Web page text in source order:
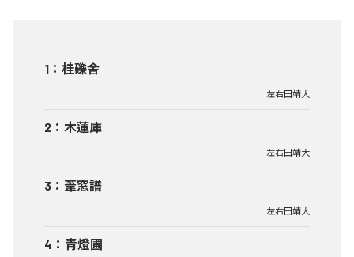
1 ： 桂礫舎
左右田靖大
2 ： 木蓮庫
左右田靖大
3 ： 葦窓譜
左右田靖大
4 ： 青燈圃